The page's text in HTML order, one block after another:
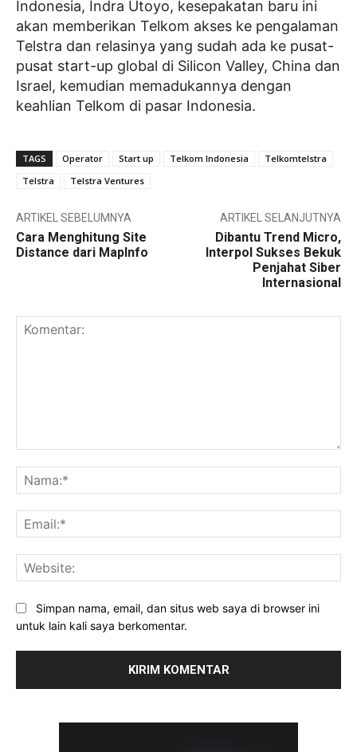
Indonesia, Indra Utoyo, kesepakatan baru ini
akan memberikan Telkom akses ke pengalaman
Telstra dan relasinya yang sudah ada ke pusat-
pusat start-up global di Silicon Valley, China dan
Israel, kemudian memadukannya dengan
keahlian Telkom di pasar Indonesia.
TAGS Operator Start up Telkom Indonesia
Telkomtelstra
Telstra
Telstra Ventures
ARTIKEL SEBELUMNYA
Cara Menghitung Site
Distance dari MapInfo
ARTIKEL SELANJUTNYA
Dibantu Trend Micro,
Interpol Sukses Bekuk
Penjahat Siber
Internasional
Simpan nama, email, dan situs web saya di browser ini
untuk lain kali saya berkomentar.